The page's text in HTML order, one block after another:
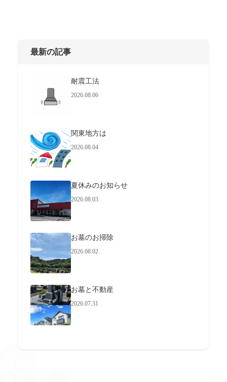
最新の記事
耐震工法
2026.08.06
関東地方は
2026.08.04
夏休みのお知らせ
2026.08.03
お墓のお掃除
2026.08.02
お墓と不動産
2026.07.31